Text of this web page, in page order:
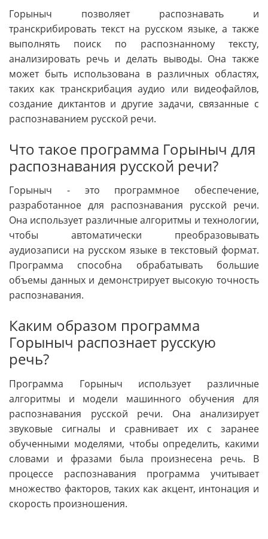
Горыныч позволяет распознавать и
транскрибировать текст на русском языке, а также
выполнять поиск по распознанному тексту,
анализировать речь и делать выводы. Она также
может быть использована в различных областях,
таких как транскрибация аудио или видеофайлов,
создание диктантов и другие задачи, связанные с
распознаванием русской речи.
Что такое программа Горыныч для
распознавания русской речи?
Горыныч - это программное обеспечение,
разработанное для распознавания русской речи.
Она использует различные алгоритмы и технологии,
чтобы автоматически преобразовывать
аудиозаписи на русском языке в текстовый формат.
Программа способна обрабатывать большие
объемы данных и демонстрирует высокую точность
распознавания.
Каким образом программа
Горыныч распознает русскую
речь?
Программа Горыныч использует различные
алгоритмы и модели машинного обучения для
распознавания русской речи. Она анализирует
звуковые сигналы и сравнивает их с заранее
обученными моделями, чтобы определить, какими
словами и фразами была произнесена речь. В
процессе распознавания программа учитывает
множество факторов, таких как акцент, интонация и
скорость произношения.